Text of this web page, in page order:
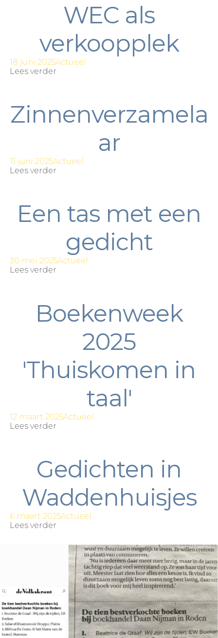
WEC als
verkoopplek
18 juni 2025Actueel
Lees verder
Zinnenverzamela
ar
11 juni 2025Actueel
Lees verder
Een tas met een
gedicht
30 mei 2025Actueel
Lees verder
Boekenweek
2025
'Thuiskomen in
taal'
12 maart 2025Actueel
Lees verder
Gedichten in
Waddenhuisjes
6 maart 2025Actueel
Lees verder